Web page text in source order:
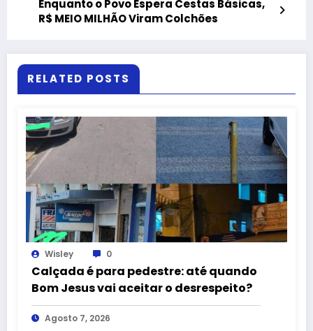
Procedimento Incorreto Levanta
Questionamentos
Enquanto o Povo Espera Cestas Básicas,
R$ MEIO MILHÃO Viram Colchões
RELATED POSTS
Wisley 0
Calçada é para pedestre: até quando
Bom Jesus vai aceitar o desrespeito?
Agosto 7, 2026